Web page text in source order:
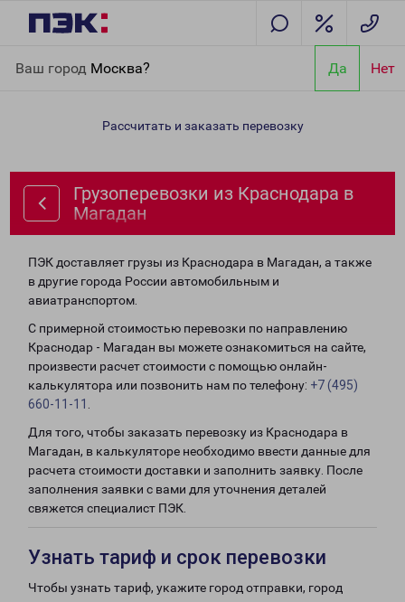
Ваш город Москва? Да Нет
Магадан
Рассчитать и заказать перевозку
Грузоперевозки из Краснодара в
Магадан
ПЭК доставляет грузы из Краснодара в Магадан, а также
в другие города России автомобильным и
авиатранспортом.
С примерной стоимостью перевозки по направлению
Краснодар - Магадан вы можете ознакомиться на сайте,
произвести расчет стоимости с помощью онлайн-
калькулятора или позвонить нам по телефону: +7 (495)
660-11-11
Для того, чтобы заказать перевозку из Краснодара в
Магадан, в калькуляторе необходимо ввести данные для
расчета стоимости доставки и заполнить заявку. После
заполнения заявки с вами для уточнения деталей
свяжется специалист ПЭК.
Узнать тариф и срок перевозки
Чтобы узнать тариф, укажите город отправки, город